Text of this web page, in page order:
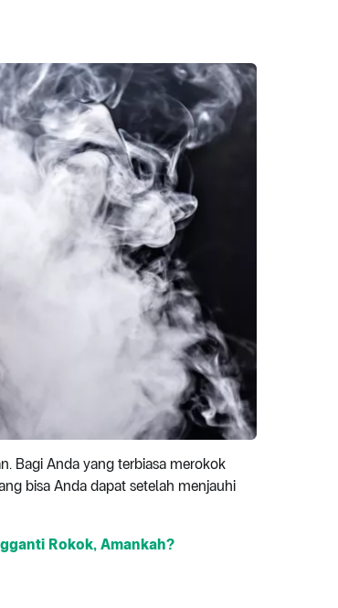
Bagi Anda yang terbiasa merokok
bisa Anda dapat setelah menjauhi
Rokok, Amankah?